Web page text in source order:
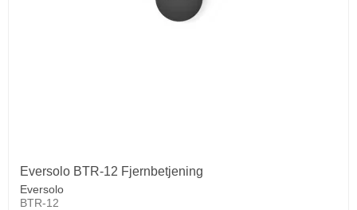
Eversolo BTR-12 Fjernbetjening
Eversolo
BTR-12